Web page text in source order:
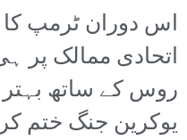
اس دوران ٹرمپ کا
اتحادی ممالک پر
روس کے ساتھ بہتر
یوکرین جنگ ختم